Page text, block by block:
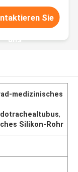
Sie
uns
medizinisches
,
Silikon-Rohr